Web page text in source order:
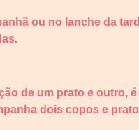
ou no lanche da
de um prato e outro,
dois copos e